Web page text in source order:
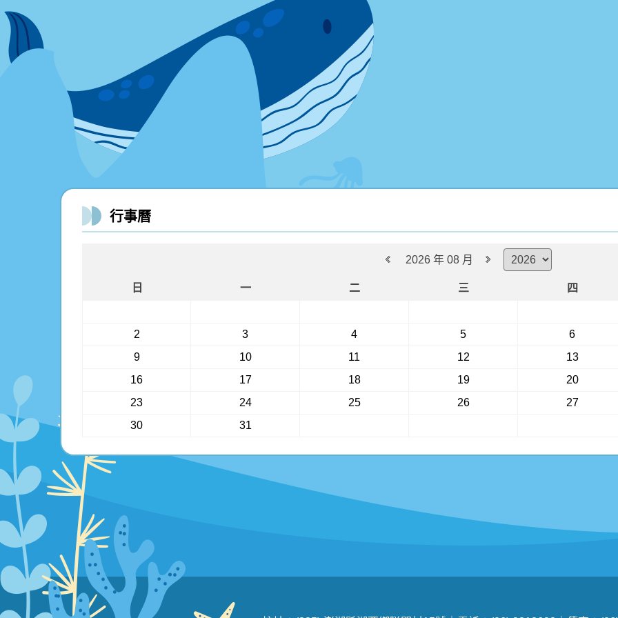
行事曆
2026 年 08 月
日 一 二 三 四
2 3 4 5
6
9
10 11 12
13
16
17 18 19
20
23
24 25 26
27
30
31